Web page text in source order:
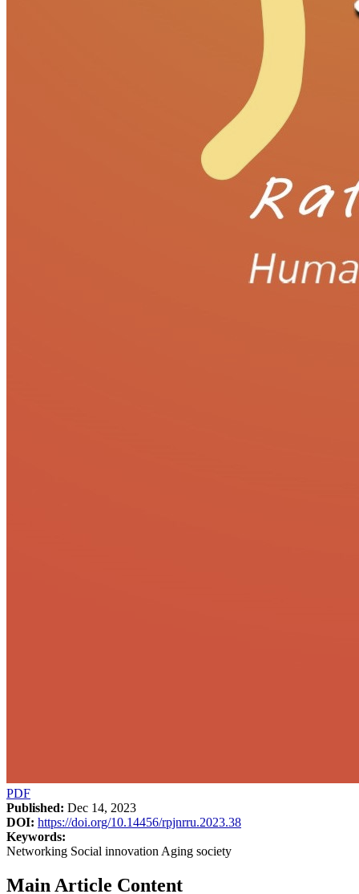
PDF
Published: Dec 14, 2023
DOI: https://doi.org/10.14456/rpjnrru.2023.38
Keywords:
Networking Social innovation Aging society
Main Article Content